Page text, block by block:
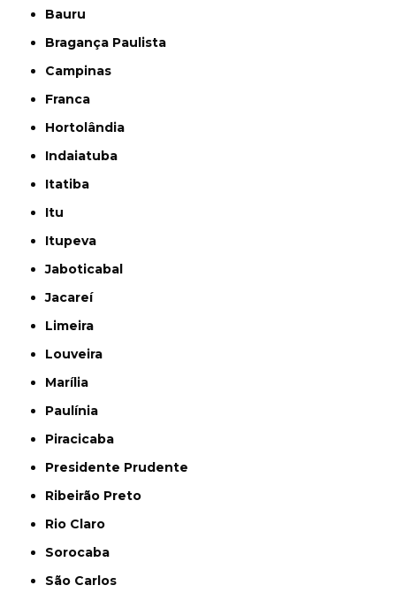
Bauru
Bragança Paulista
Campinas
Franca
Hortolândia
Indaiatuba
Itatiba
Itu
Itupeva
Jaboticabal
Jacareí
Limeira
Louveira
Marília
Paulínia
Piracicaba
Presidente Prudente
Ribeirão Preto
Rio Claro
Sorocaba
São Carlos